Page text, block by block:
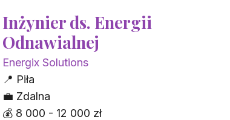
Inżynier ds. Energii
Odnawialnej
Energix Solutions
📍 Piła
💼 Zdalna
💰 8 000 - 12 000 zł